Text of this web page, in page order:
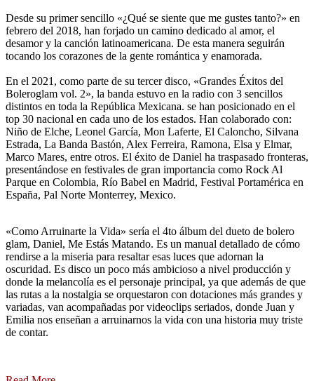
Desde su primer sencillo «¿Qué se siente que me gustes tanto?» en
febrero del 2018, han forjado un camino dedicado al amor, el
desamor y la canción latinoamericana. De esta manera seguirán
tocando los corazones de la gente romántica y enamorada.
En el 2021, como parte de su tercer disco, «Grandes Éxitos del
Boleroglam vol. 2», la banda estuvo en la radio con 3 sencillos
distintos en toda la República Mexicana. se han posicionado en el
top 30 nacional en cada uno de los estados. Han colaborado con:
Niño de Elche, Leonel García, Mon Laferte, El Caloncho, Silvana
Estrada, La Banda Bastón, Alex Ferreira, Ramona, Elsa y Elmar,
Marco Mares, entre otros. El éxito de Daniel ha traspasado fronteras,
presentándose en festivales de gran importancia como Rock Al
Parque en Colombia, Río Babel en Madrid, Festival Portamérica en
España, Pal Norte Monterrey, Mexico.
«Como Arruinarte la Vida» sería el 4to álbum del dueto de bolero
glam, Daniel, Me Estás Matando. Es un manual detallado de cómo
rendirse a la miseria para resaltar esas luces que adornan la
oscuridad. Es disco un poco más ambicioso a nivel producción y
donde la melancolía es el personaje principal, ya que además de que
las rutas a la nostalgia se orquestaron con dotaciones más grandes y
variadas, van acompañadas por videoclips seriados, donde Juan y
Emilia nos enseñan a arruinarnos la vida con una historia muy triste
de contar.